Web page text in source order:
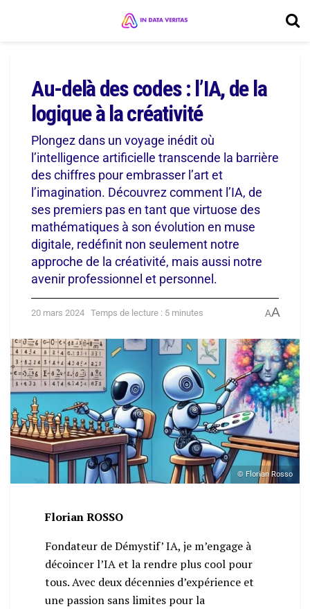
Au-delà des codes : l’IA, de la
logique à la créativité
Plongez dans un voyage inédit où
l’intelligence artificielle transcende la barrière
des chiffres pour embrasser l’art et
l’imagination. Découvrez comment l’IA, de
ses premiers pas en tant que virtuose des
mathématiques à son évolution en muse
digitale, redéfinit non seulement notre
approche de la créativité, mais aussi notre
avenir professionnel et personnel.
20 mars 2024 Temps de lecture : 5 minutes AA
© Florian Rosso
Florian ROSSO
Fondateur de Démystif’ IA, je m’engage à
décoincer l’IA et la rendre plus cool pour
tous. Avec deux décennies d’expérience et
une passion sans limites pour la